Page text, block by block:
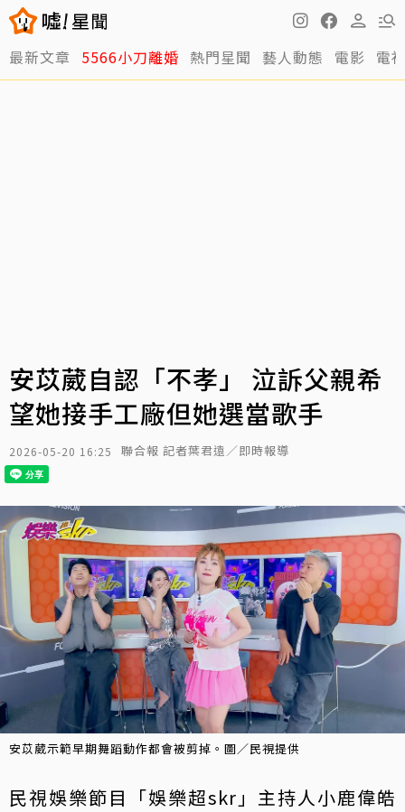
最新文章 5566小刀離婚 熱門星聞 藝人動態 電影 電
安苡葳自認「不孝」 泣訴父親希
望她接手工廠但她選當歌手
2026-05-20 16:25 聯合報 記者葉君遠／即時報導
安苡葳示範早期舞蹈動作都會被剪掉。圖／民視提供
民視娛樂節目「娛樂超skr」主持人小鹿偉皓